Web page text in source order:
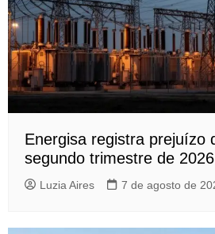
Energisa registra prejuízo
segundo trimestre de 2026
Luzia Aires 7 de agosto de